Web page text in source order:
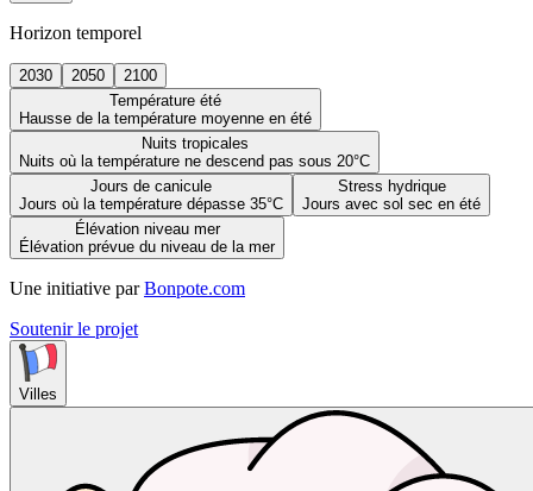
Horizon temporel
2030 2050
2100
Température été
Hausse de la température moyenne en été
Nuits tropicales
Nuits où la température ne descend pas sous 20°C
Jours de canicule
Jours où la température dépasse 35°C
Stress hydrique
Jours avec sol sec en été
Élévation niveau mer
Élévation prévue du niveau de la mer
Une initiative par Bonpote.com
Soutenir le projet
Villes